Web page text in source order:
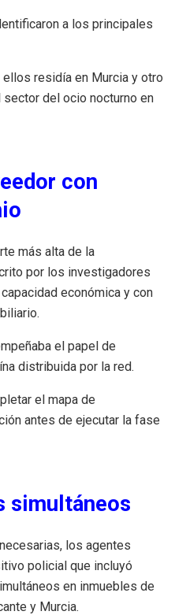
a los principales
residía en Murcia y otro
del ocio nocturno en
con
más alta de la
por los investigadores
económica y con
el papel de
distribuida por la red.
el mapa de
antes de ejecutar la fase
simultáneos
los agentes
policial que incluyó
en inmuebles de
y Murcia.